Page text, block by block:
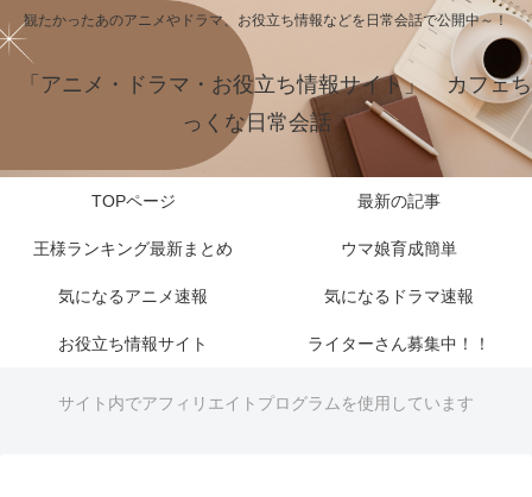
観たかったあのアニメやドラマ、お役立ち情報などを日常会話で公開中～！
「アニメ・ドラマ・お役立ち情報サイト」 カフェち
っくな日常会話
TOPページ 最新の記事
王様ランキング最新まとめ ウマ娘育成簡単
気になるアニメ速報 気になるドラマ速報
お役立ち情報サイト ライターさん募集中！！
サイト内でアフィリエイトプログラムを使用しています